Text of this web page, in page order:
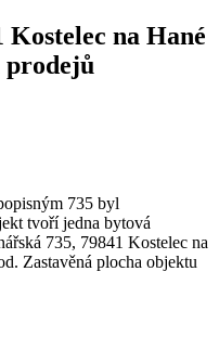
Kostelec na Hané
prodejů
735 byl
tvoří jedna bytová
735, 79841 Kostelec na
Zastavěná plocha objektu